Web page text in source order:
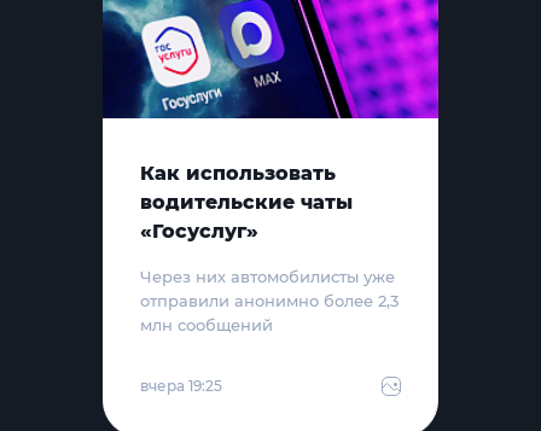
Как использовать
водительские чаты
«Госуслуг»
Через них автомобилисты уже
отправили анонимно более 2,3
млн сообщений
вчера 19:25